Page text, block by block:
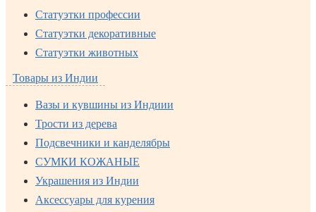
Статуэтки профессии
Статуэтки декоративные
Статуэтки животных
Товары из Индии
Вазы и кувшины из Индиии
Трости из дерева
Подсвечники и канделябры
СУМКИ КОЖАНЫЕ
Украшения из Индии
Аксессуары для курения